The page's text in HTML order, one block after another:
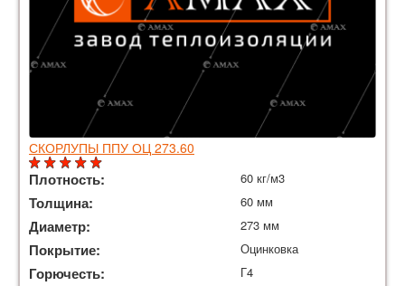
СКОРЛУПЫ ППУ ОЦ 273.60
Плотность: 60 кг/м3
Толщина: 60 мм
Диаметр: 273 мм
Покрытие: Оцинковка
Горючесть: Г4